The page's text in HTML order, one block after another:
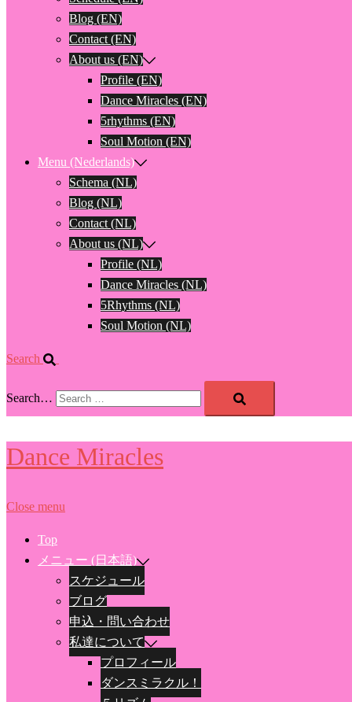
Blog (EN)
Contact (EN)
About us (EN)
Profile (EN)
Dance Miracles (EN)
5rhythms (EN)
Soul Motion (EN)
Menu (Nederlands)
Schema (NL)
Blog (NL)
Contact (NL)
About us (NL)
Profile (NL)
Dance Miracles (NL)
5Rhythms (NL)
Soul Motion (NL)
Search
Search…
Dance Miracles
Close menu
Top
メニュー (日本語)
スケジュール
ブログ
申込・問い合わせ
私達について
プロフィール
ダンスミラクル！